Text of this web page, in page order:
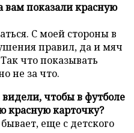
вам показали красную
С моей стороны в
правил, да и мяч
что показывать
не за что.
чтобы в футболе
красную карточку?
еще с детского